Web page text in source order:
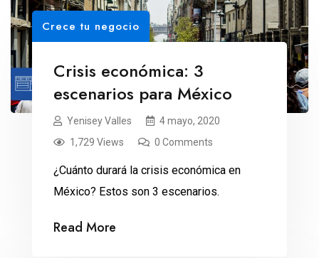
Crece tu negocio
Crisis económica: 3
escenarios para México
Yenisey Valles
4 mayo, 2020
1,729 Views
0 Comments
¿Cuánto durará la crisis económica en
México? Estos son 3 escenarios.
Read More